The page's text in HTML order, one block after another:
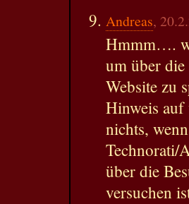
Andreas,
Hmmm….
um über
Website zu
Hinweis auf
nichts,
Technorati/
über die
versuchen